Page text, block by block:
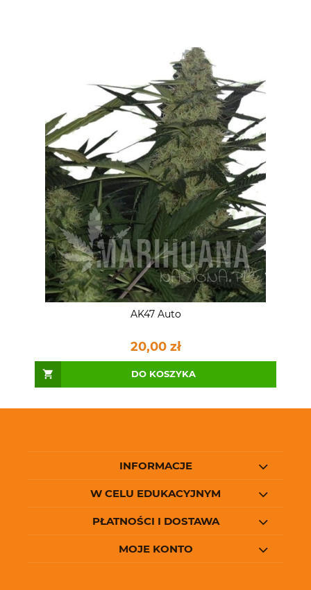
AK47 Auto
20,00 zł
DO KOSZYKA
INFORMACJE
W CELU EDUKACYJNYM
PŁATNOŚCI I DOSTAWA
MOJE KONTO